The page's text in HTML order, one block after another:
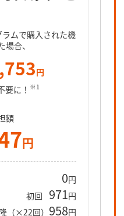
ムで購入された機
合、
円
要に！ ※1
額
円
0円
初回 971円
（×22回） 958円